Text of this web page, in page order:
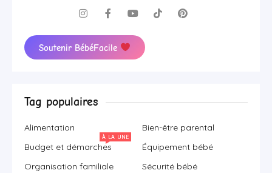
Soutenir BébéFacile
Tag populaires
Alimentation
Bien-être parental
Budget et démarches
À LA UNE
Équipement bébé
Organisation familiale
Sécurité bébé